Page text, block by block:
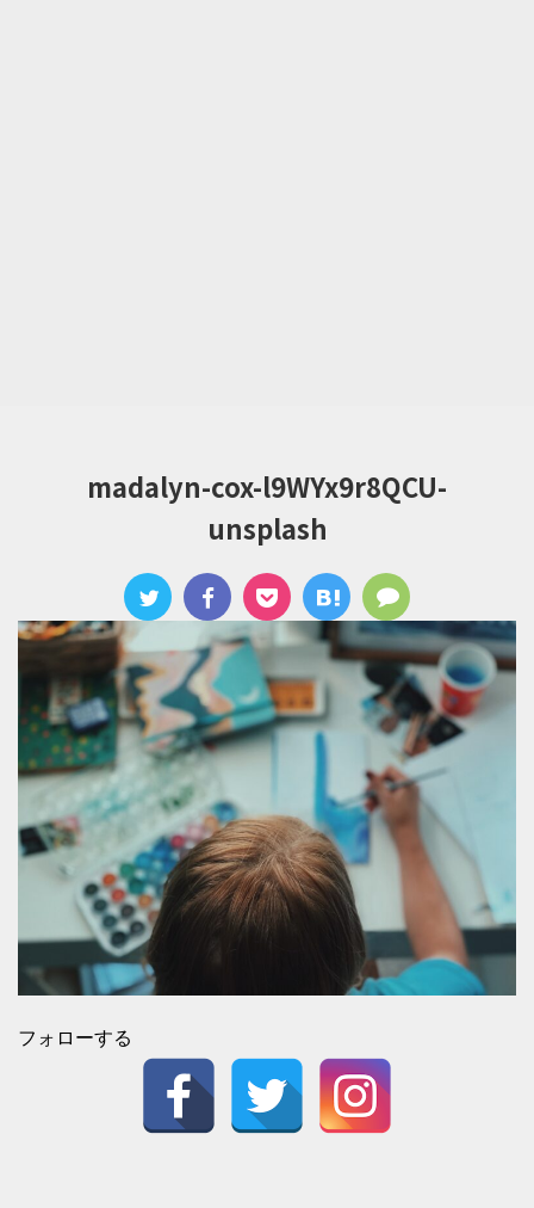
madalyn-cox-l9WYx9r8QCU-
unsplash
フォローする